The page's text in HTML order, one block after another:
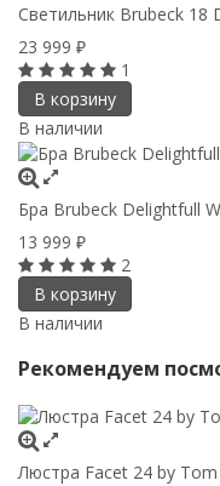
Светильник Brubeck 18
23 999 ₽
1
В корзину
В наличии
Бра Brubeck Delightfull
13 999 ₽
2
В корзину
В наличии
Рекомендуем
Люстра Facet 24 by